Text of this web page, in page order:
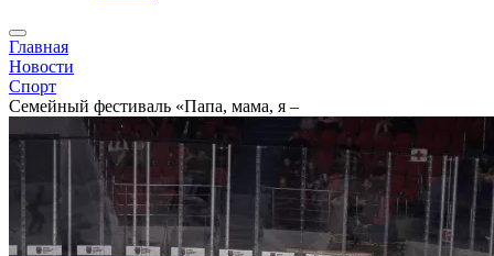
Главная
Новости
Спорт
Семейный фестиваль «Папа, мама, я –